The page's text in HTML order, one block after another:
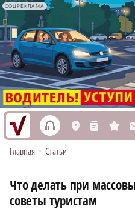
СОЦРЕКЛАМА
h L n s
Главная • Статьи
Что делать при
советы туристам